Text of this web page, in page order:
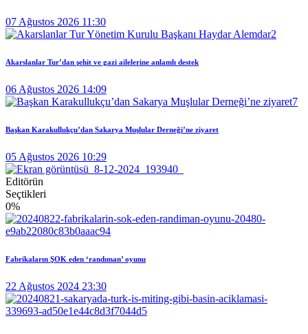
07 Ağustos 2026 11:30
Akarslanlar Tur’dan şehit ve gazi ailelerine anlamlı destek
06 Ağustos 2026 14:09
Başkan Karakullukçu’dan Sakarya Muşlular Derneği’ne ziyaret
05 Ağustos 2026 10:29
Editörün
Seçtikleri
0%
Fabrikaların ŞOK eden ‘randıman’ oyunu
22 Ağustos 2024 23:30